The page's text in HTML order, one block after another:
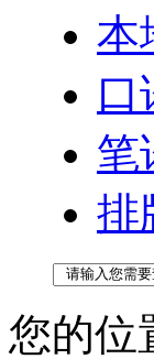
本
口
笔
排
您的位